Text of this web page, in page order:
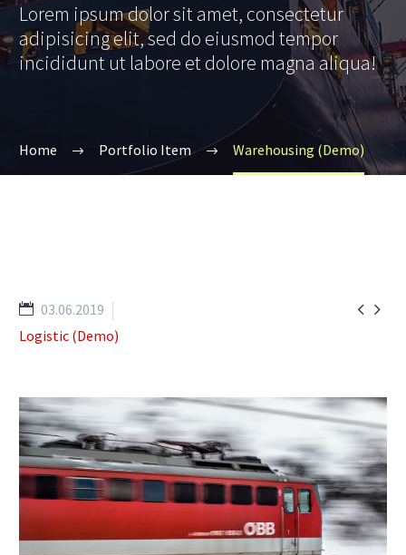
Lorem ipsum dolor sit amet, consectetur
adipisicing elit, sed do eiusmod tempor
incididunt ut labore et dolore magna aliqua!
Home Portfolio Item Warehousing (Demo)
 
03.06.2019
Logistic (Demo)